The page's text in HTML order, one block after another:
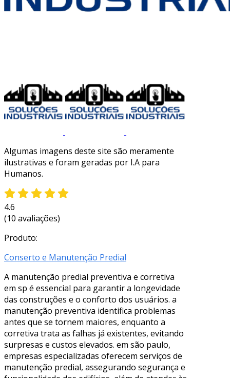
Algumas imagens deste site são meramente
ilustrativas e foram geradas por I.A para
Humanos.
4.6
(10 avaliações)
Produto:
Conserto e Manutenção Predial
A manutenção predial preventiva e corretiva
em sp é essencial para garantir a longevidade
das construções e o conforto dos usuários. a
manutenção preventiva identifica problemas
antes que se tornem maiores, enquanto a
corretiva trata as falhas já existentes, evitando
surpresas e custos elevados. em são paulo,
empresas especializadas oferecem serviços de
manutenção predial, assegurando segurança e